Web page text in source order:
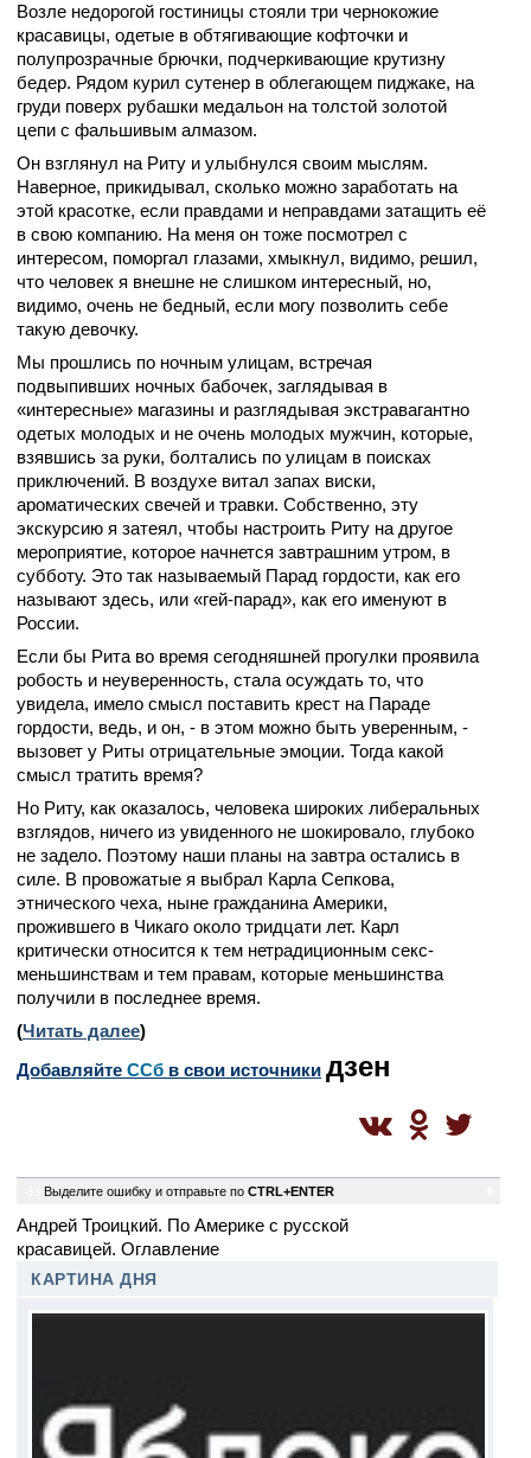
Возле недорогой гостиницы стояли три чернокожие
красавицы, одетые в обтягивающие кофточки и
полупрозрачные брючки, подчеркивающие крутизну
бедер. Рядом курил сутенер в облегающем пиджаке, на
груди поверх рубашки медальон на толстой золотой
цепи с фальшивым алмазом.
Он взглянул на Риту и улыбнулся своим мыслям.
Наверное, прикидывал, сколько можно заработать на
этой красотке, если правдами и неправдами затащить её
в свою компанию. На меня он тоже посмотрел с
интересом, поморгал глазами, хмыкнул, видимо, решил,
что человек я внешне не слишком интересный, но,
видимо, очень не бедный, если могу позволить себе
такую девочку.
Мы прошлись по ночным улицам, встречая
подвыпивших ночных бабочек, заглядывая в
«интересные» магазины и разглядывая экстравагантно
одетых молодых и не очень молодых мужчин, которые,
взявшись за руки, болтались по улицам в поисках
приключений. В воздухе витал запах виски,
ароматических свечей и травки. Собственно, эту
экскурсию я затеял, чтобы настроить Риту на другое
мероприятие, которое начнется завтрашним утром, в
субботу. Это так называемый Парад гордости, как его
называют здесь, или «гей-парад», как его именуют в
России.
Если бы Рита во время сегодняшней прогулки проявила
робость и неуверенность, стала осуждать то, что
увидела, имело смысл поставить крест на Параде
гордости, ведь, и он, - в этом можно быть уверенным, -
вызовет у Риты отрицательные эмоции. Тогда какой
смысл тратить время?
Но Риту, как оказалось, человека широких либеральных
взглядов, ничего из увиденного не шокировало, глубоко
не задело. Поэтому наши планы на завтра остались в
силе. В провожатые я выбрал Карла Сепкова,
этнического чеха, ныне гражданина Америки,
прожившего в Чикаго около тридцати лет. Карл
критически относится к тем нетрадиционным секс-
меньшинствам и тем правам, которые меньшинства
получили в последнее время.
(Читать далее)
Добавляйте CСб в свои источники дзен
Выделите ошибку и отправьте по CTRL+ENTER
Андрей Троицкий. По Америке с русской
красавицей. Оглавление
КАРТИНА ДНЯ